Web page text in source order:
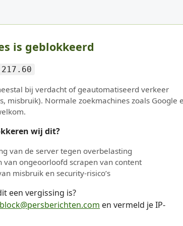
is geblokkeerd
bij verdacht of geautomatiseerd verkeer
misbruik). Normale zoekmachines zoals Google
wij dit?
van de server tegen overbelasting
van ongeoorloofd scrapen van content
misbruik en security-risico’s
een vergissing is?
en vermeld je IP-